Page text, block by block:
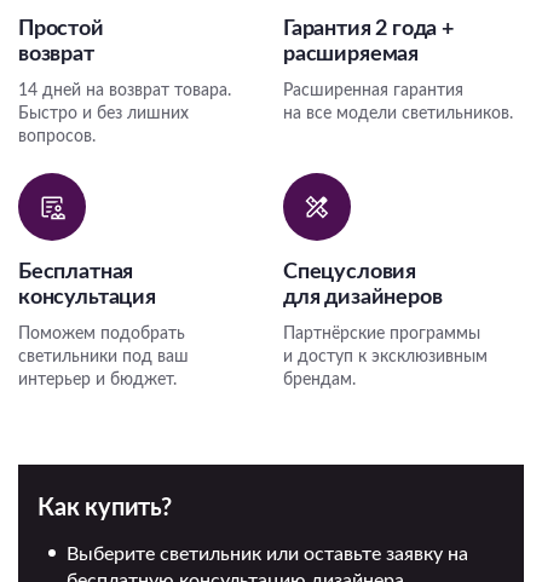
Простой
возврат
14 дней на возврат товара.
Быстро и без лишних
вопросов.
Гарантия 2 года +
расширяемая
Расширенная гарантия
на все модели светильников.
Бесплатная
консультация
Поможем подобрать
светильники под ваш
интерьер и бюджет.
Спецусловия
для дизайнеров
Партнёрские программы
и доступ к эксклюзивным
брендам.
Как купить?
Выберите светильник или оставьте заявку на